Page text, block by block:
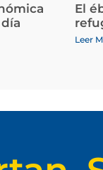
El
Leer